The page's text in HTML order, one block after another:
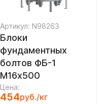
Артикул: N98263
Блоки
фундаментных
болтов ФБ-1
М16х500
Цена:
454руб./кг